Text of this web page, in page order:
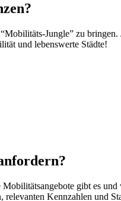
Jungle” zu
und lebenswerte Städte!
gibt es
Kennzahlen und